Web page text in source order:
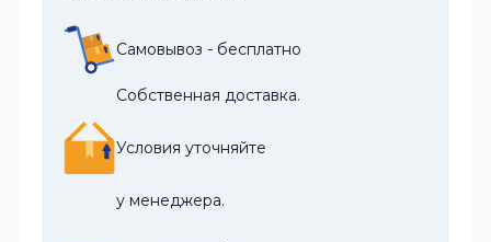
Самовывоз - бесплатно
Собственная доставка.
Условия уточняйте
у менеджера.